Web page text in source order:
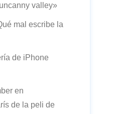
valley»
mal escribe la
de iPhone
en
de la peli de